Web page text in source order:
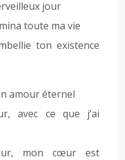
jour
toute ma vie
ton existence
amour éternel
avec ce que j’ai
mon cœur est